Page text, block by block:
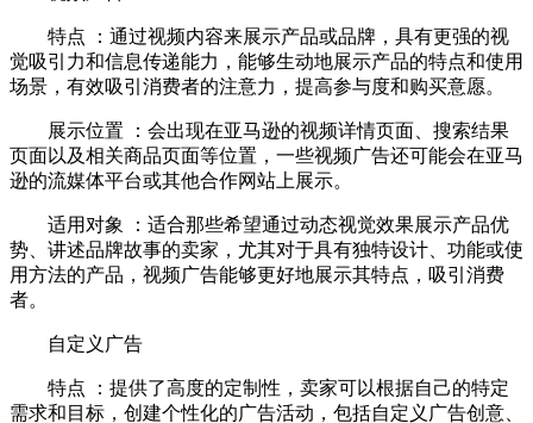
特点 ：通过视频内容来展示产品或品牌，具有更强的视
觉吸引力和信息传递能力，能够生动地展示产品的特点和使用
场景，有效吸引消费者的注意力，提高参与度和购买意愿。
展示位置 ：会出现在亚马逊的视频详情页面、搜索结果
页面以及相关商品页面等位置，一些视频广告还可能会在亚马
逊的流媒体平台或其他合作网站上展示。
适用对象 ：适合那些希望通过动态视觉效果展示产品优
势、讲述品牌故事的卖家，尤其对于具有独特设计、功能或使
用方法的产品，视频广告能够更好地展示其特点，吸引消费
者。
自定义广告
特点 ：提供了高度的定制性，卖家可以根据自己的特定
需求和目标，创建个性化的广告活动，包括自定义广告创意、